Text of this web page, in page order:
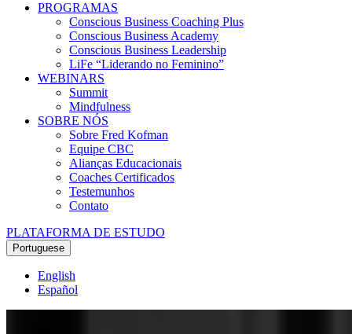
PROGRAMAS
Conscious Business Coaching Plus
Conscious Business Academy
Conscious Business Leadership
LiFe “Liderando no Feminino”
WEBINARS
Summit
Mindfulness
SOBRE NÓS
Sobre Fred Kofman
Equipe CBC
Alianças Educacionais
Coaches Certificados
Testemunhos
Contato
PLATAFORMA DE ESTUDO
Portuguese
English
Español